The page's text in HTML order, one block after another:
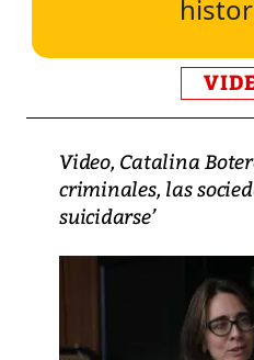
Video, Catalina
criminales, las
suicidarse’